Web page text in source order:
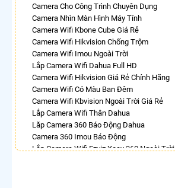
Camera Cho Công Trình Chuyên Dụng
Camera Nhìn Màn Hình Máy Tính
Camera Wifi Kbone Cube Giá Rẻ
Camera Wifi Hikvision Chống Trộm
Camera Wifi Imou Ngoài Trời
Lắp Camera Wifi Dahua Full HD
Camera Wifi Hikvision Giá Rẻ Chính Hãng
Camera Wifi Có Màu Ban Đêm
Camera Wifi Kbvision Ngoài Trời Giá Rẻ
Lắp Camera Wifi Thân Dahua
Lăp Camera 360 Báo Động Dahua
Camera 360 Imou Báo Động
Lắp Camera Wifi Ezviz Xoay 360 Ngoài Trời